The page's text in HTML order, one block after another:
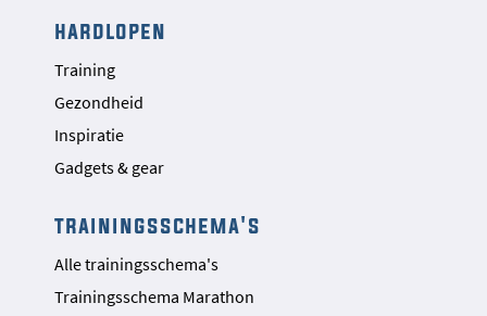
hardlopen
Training
Gezondheid
Inspiratie
Gadgets & gear
trainingsschema's
Alle trainingsschema's
Trainingsschema Marathon